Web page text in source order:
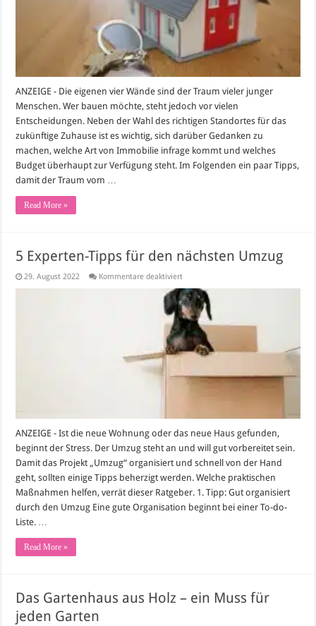
Tipps
ANZEIGE - Die eigenen vier Wände sind der Traum vieler junger
Menschen. Wer bauen möchte, steht jedoch vor vielen
Entscheidungen. Neben der Wahl des richtigen Standortes für das
zukünftige Zuhause ist es wichtig, sich darüber Gedanken zu
machen, welche Art von Immobilie infrage kommt und welches
Budget überhaupt zur Verfügung steht. Im Folgenden ein paar Tipps,
damit der Traum vom …
Read More »
5 Experten-Tipps für den nächsten Umzug
29. August 2022 Kommentare deaktiviertfür
Experten-
Tipps
für
den
nächsten
Umzug
ANZEIGE - Ist die neue Wohnung oder das neue Haus gefunden,
beginnt der Stress. Der Umzug steht an und will gut vorbereitet sein.
Damit das Projekt „Umzug“ organisiert und schnell von der Hand
geht, sollten einige Tipps beherzigt werden. Welche praktischen
Maßnahmen helfen, verrät dieser Ratgeber. 1. Tipp: Gut organisiert
durch den Umzug Eine gute Organisation beginnt bei einer To-do-
Liste. …
Read More »
Das Gartenhaus aus Holz – ein Muss für
jeden Garten